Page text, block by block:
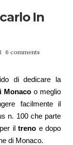
In
6 comments
di dedicare la
Monacoo meglio
facilmente il
n. 100 che parte
il treno e dopo
di Monaco.